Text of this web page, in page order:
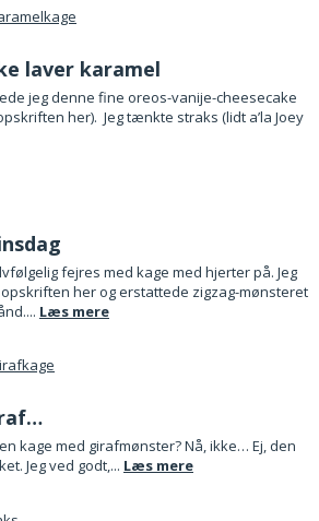
laver karamel
jeg denne fine oreos-vanije-cheesecake
her). Jeg tænkte straks (lidt a’la Joey
fejres med kage med hjerter på. Jeg
her og erstattede zigzag-mønsteret
Læs mere
kage med girafmønster? Nå, ikke… Ej, den
Jeg ved godt,... Læs mere